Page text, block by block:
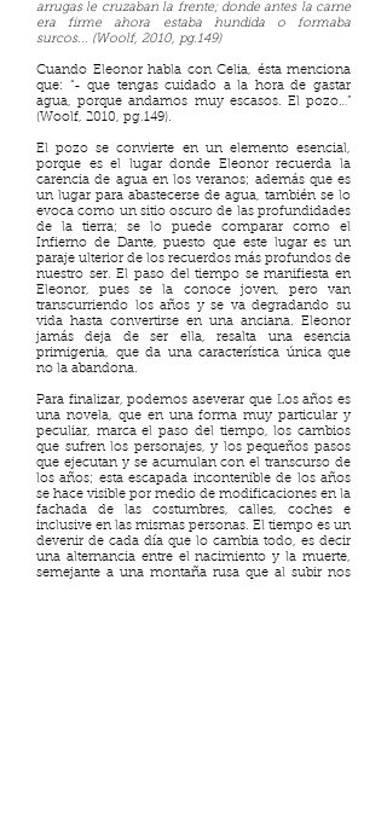
arrugas le cruzaban la frente; donde antes la carne
era firme ahora estaba hundida o formaba
surcos... (Woolf, 2010, pg.149)
Cuando Eleonor habla con Celia, ésta menciona
que: “- que tengas cuidado a la hora de gastar
agua, porque andamos muy escasos. El pozo…”
(Woolf, 2010, pg.149).
El pozo se convierte en un elemento esencial,
porque es el lugar donde Eleonor recuerda la
carencia de agua en los veranos; además que es
un lugar para abastecerse de agua, también se lo
evoca como un sitio oscuro de las profundidades
de la tierra; se lo puede comparar como el
Infierno de Dante, puesto que este lugar es un
paraje ulterior de los recuerdos más profundos de
nuestro ser. El paso del tiempo se manifiesta en
Eleonor, pues se la conoce joven, pero van
transcurriendo los años y se va degradando su
vida hasta convertirse en una anciana. Eleonor
jamás deja de ser ella, resalta una esencia
primigenia, que da una característica única que
no la abandona.
Para finalizar, podemos aseverar que Los años es
una novela, que en una forma muy particular y
peculiar, marca el paso del tiempo, los cambios
que sufren los personajes, y los pequeños pasos
que ejecutan y se acumulan con el transcurso de
los años; esta escapada incontenible de los años
se hace visible por medio de modificaciones en la
fachada de las costumbres, calles, coches e
inclusive en las mismas personas. El tiempo es un
devenir de cada día que lo cambia todo, es decir
una alternancia entre el nacimiento y la muerte,
semejante a una montaña rusa que al subir nos